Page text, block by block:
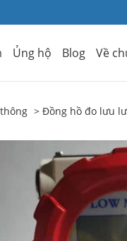
Ủng hộ Blog Về
Đồng hồ đo lưu